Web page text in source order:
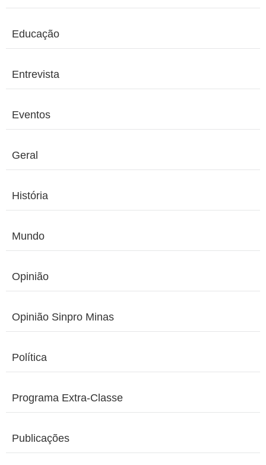
Educação
Entrevista
Eventos
Geral
História
Mundo
Opinião
Opinião Sinpro Minas
Política
Programa Extra-Classe
Publicações